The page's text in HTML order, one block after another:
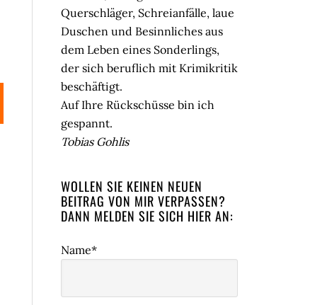
Querschläger, Schreianfälle, laue
Duschen und Besinnliches aus
dem Leben eines Sonderlings,
der sich beruflich mit Krimikritik
beschäftigt.
Auf Ihre Rückschüsse bin ich
gespannt.
Tobias Gohlis
WOLLEN SIE KEINEN NEUEN
BEITRAG VON MIR VERPASSEN?
DANN MELDEN SIE SICH HIER AN:
Name*